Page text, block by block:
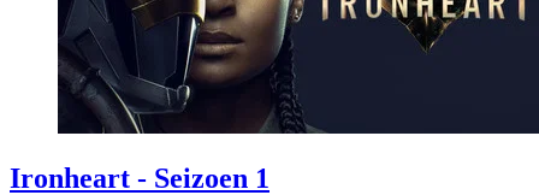
Ironheart - Seizoen 1